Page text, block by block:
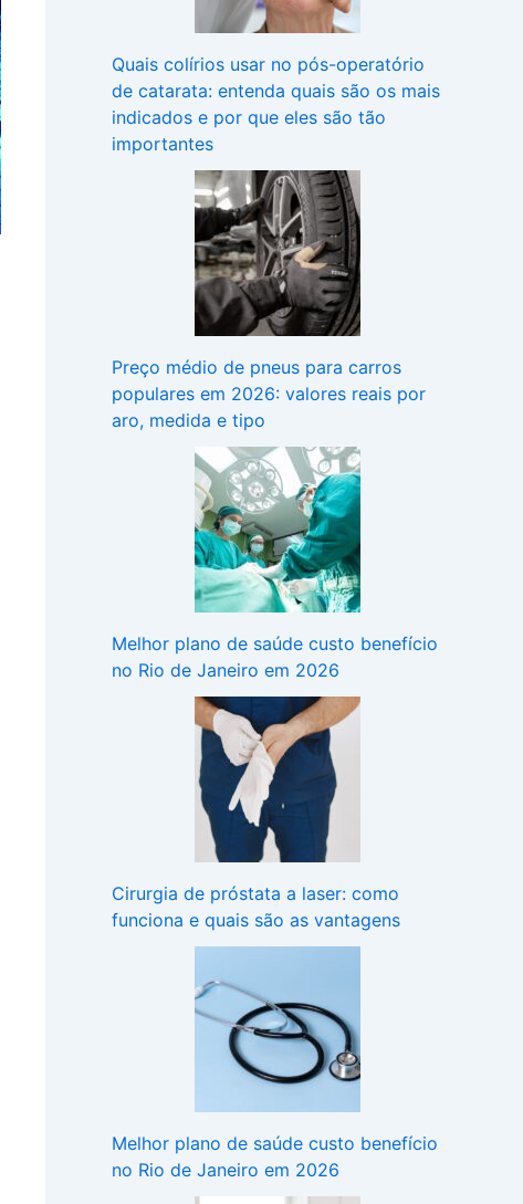
Quais colírios usar no pós-operatório
de catarata: entenda quais são os mais
indicados e por que eles são tão
importantes
Preço médio de pneus para carros
populares em 2026: valores reais por
aro, medida e tipo
Melhor plano de saúde custo benefício
no Rio de Janeiro em 2026
Cirurgia de próstata a laser: como
funciona e quais são as vantagens
Melhor plano de saúde custo benefício
no Rio de Janeiro em 2026